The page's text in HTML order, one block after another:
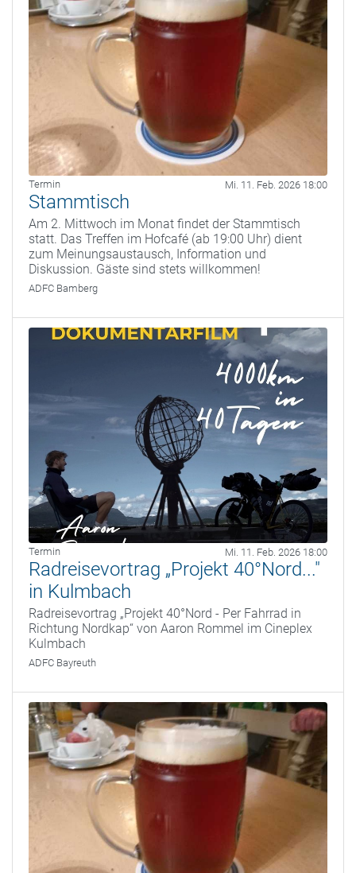
Termin Mi. 11. Feb. 2026 18:00
Stammtisch
Am 2. Mittwoch im Monat findet der Stammtisch
statt. Das Treffen im Hofcafé (ab 19:00 Uhr) dient
zum Meinungsaustausch, Information und
Diskussion. Gäste sind stets willkommen!
ADFC Bamberg
Termin Mi. 11. Feb. 2026 18:00
Radreisevortrag „Projekt 40°Nord..."
in Kulmbach
Radreisevortrag „Projekt 40°Nord - Per Fahrrad in
Richtung Nordkap“ von Aaron Rommel im Cineplex
Kulmbach
ADFC Bayreuth